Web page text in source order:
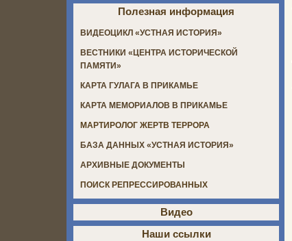
Полезная информация
ВИДЕОЦИКЛ «УСТНАЯ ИСТОРИЯ»
ВЕСТНИКИ «ЦЕНТРА ИСТОРИЧЕСКОЙ
ПАМЯТИ»
КАРТА ГУЛАГА В ПРИКАМЬЕ
КАРТА МЕМОРИАЛОВ В ПРИКАМЬЕ
МАРТИРОЛОГ ЖЕРТВ ТЕРРОРА
БАЗА ДАННЫХ «УСТНАЯ ИСТОРИЯ»
АРХИВНЫЕ ДОКУМЕНТЫ
ПОИСК РЕПРЕССИРОВАННЫХ
Видео
Наши ссылки